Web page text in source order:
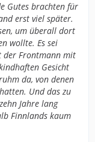
Gutes brachten für
erst viel später.
um überall dort
wollte. Es sei
der Frontmann mit
Gesicht
da, von denen
Und das zu
Jahre lang
Finnlands kaum